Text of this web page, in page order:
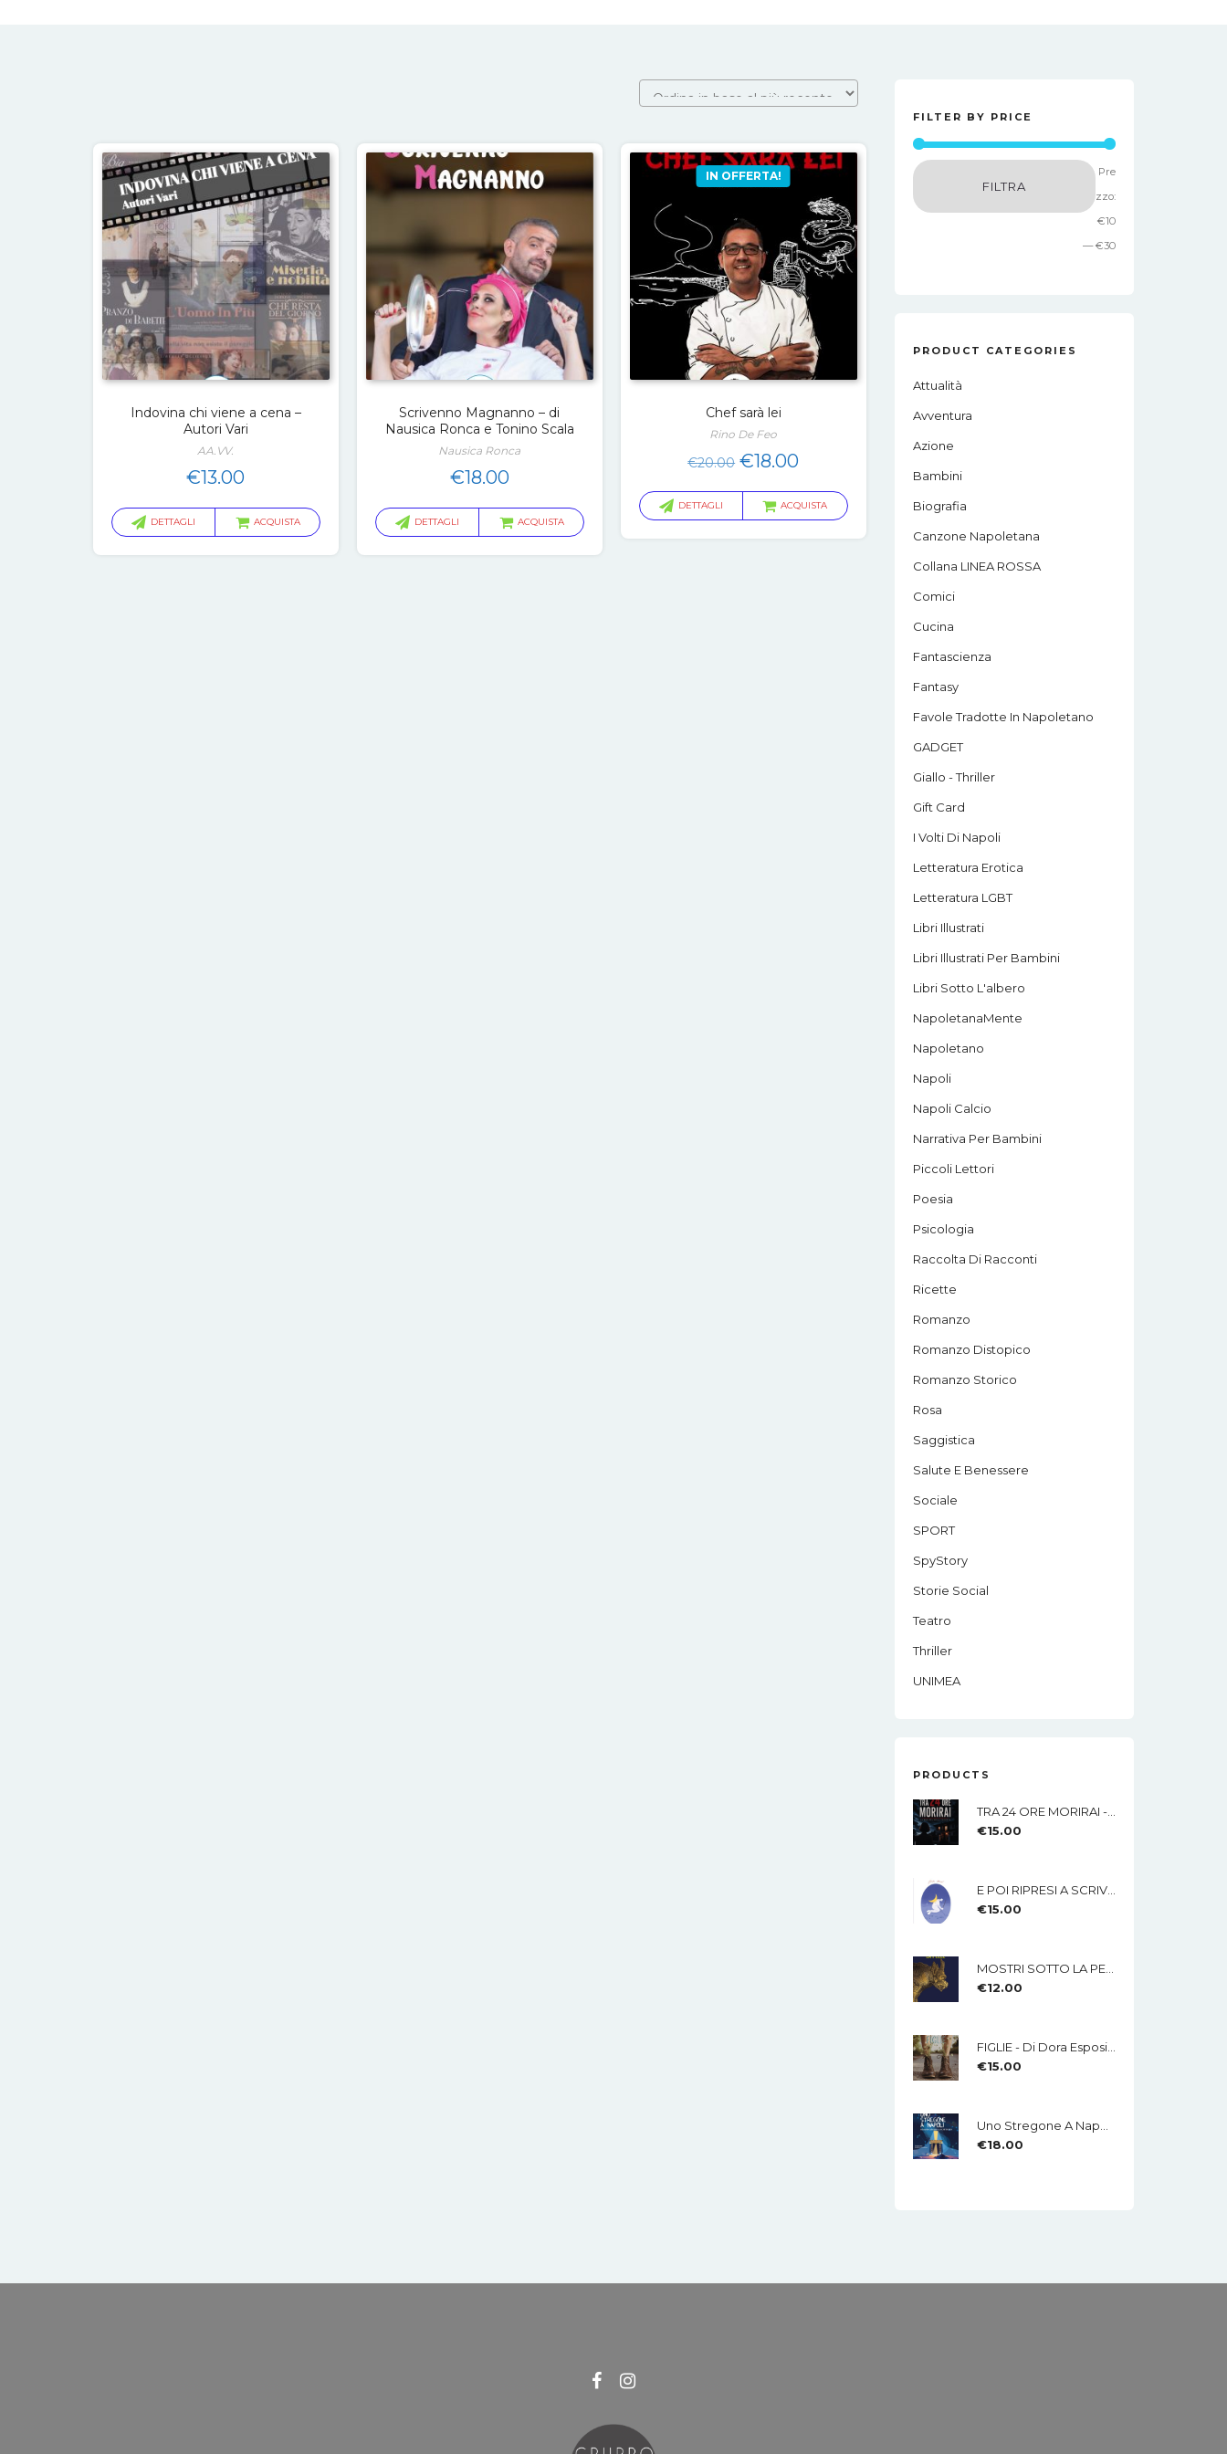
Indovina chi viene a cena –
Autori Vari
AA.VV.
€13.00
DETTAGLI ACQUISTA
Scrivenno Magnanno – di
Nausica Ronca e Tonino Scala
Nausica Ronca
€18.00
DETTAGLI ACQUISTA
IN OFFERTA!
Chef sarà lei
Rino De Feo
€20.00 Il
originale
€18.00
attuale
DETTAGLI ACQUISTA
FILTER BY PRICE
Prezzo
Min
Prezzo
Max
FILTRA
Pre
zzo:
€10
—€30
PRODUCT CATEGORIES
Attualità
Avventura
Azione
Bambini
Biografia
Canzone Napoletana
Collana LINEA ROSSA
Comici
Cucina
Fantascienza
Fantasy
Favole Tradotte In Napoletano
GADGET
Giallo - Thriller
Gift Card
I Volti Di Napoli
Letteratura Erotica
Letteratura LGBT
Libri Illustrati
Libri Illustrati Per Bambini
Libri Sotto L'albero
NapoletanaMente
Napoletano
Napoli
Napoli Calcio
Narrativa Per Bambini
Piccoli Lettori
Poesia
Psicologia
Raccolta Di Racconti
Ricette
Romanzo
Romanzo Distopico
Romanzo Storico
Rosa
Saggistica
Salute E Benessere
Sociale
SPORT
SpyStory
Storie Social
Teatro
Thriller
UNIMEA
PRODUCTS
TRA 24 ORE MORIRAI - Di Lisa Imparato - Edizioni MEA
€15.00
E POI RIPRESI A SCRIVERE Di Nicola Mucci - Edizioni MEA
€15.00
MOSTRI SOTTO LA PELLE Di Rossana Lamberti - Edizioni MEA
€12.00
FIGLIE - Di Dora Esposito - Edizioni MEA
€15.00
€18.00